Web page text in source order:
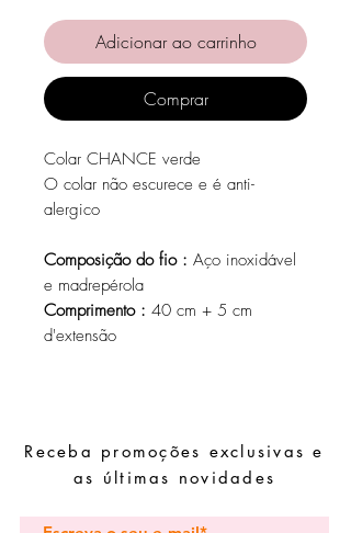
Adicionar ao carrinho
Comprar
Colar CHANCE verde
O colar não escurece e é anti-
alergico
Composição do fio : Aço inoxidável
e madrepérola
Comprimento : 40 cm + 5 cm
d'extensão
Receba promoções exclusivas e
as últimas novidades